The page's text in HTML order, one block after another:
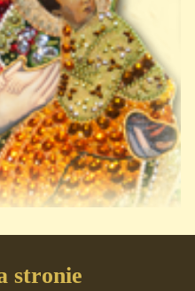
stronie